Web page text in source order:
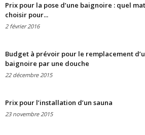
Prix pour la pose d’une baignoire : quel
choisir pour...
2 février 2016
Budget à prévoir pour le remplacement
baignoire par une douche
22 décembre 2015
Prix pour l’installation d’un sauna
23 novembre 2015